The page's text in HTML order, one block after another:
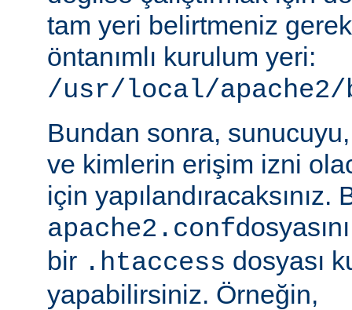
tam yeri belirtmeniz
öntanımlı kurulum yeri:
/usr/local/apache2/
Bundan sonra,
ve kimlerin erişim izni
için yapılandıracaksınız.
apache2.conf
bir .htaccess dosyası
yapabilirsiniz. Örneğin,